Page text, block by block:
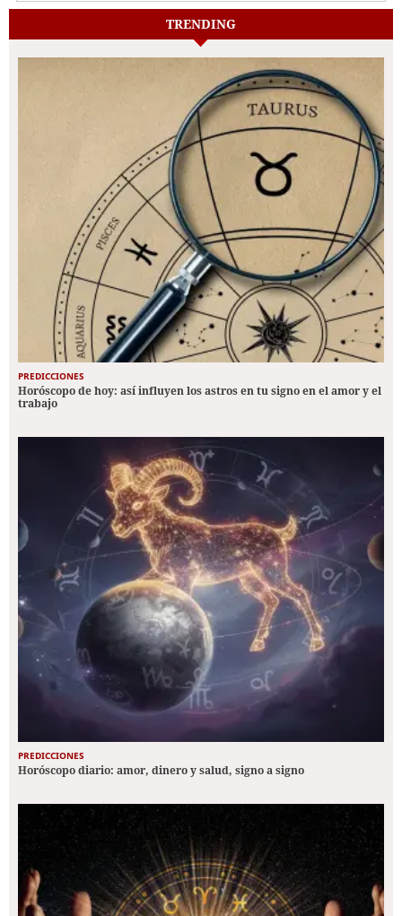
TRENDING
PREDICCIONES
Horóscopo de hoy: así influyen los astros en tu signo en el amor y el
trabajo
PREDICCIONES
Horóscopo diario: amor, dinero y salud, signo a signo